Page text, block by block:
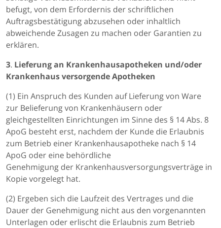
befugt, von dem Erfordernis der schriftlichen
Auftragsbestätigung abzusehen oder inhaltlich
abweichende Zusagen zu machen oder Garantien zu
erklären.
3. Lieferung an Krankenhausapotheken und/oder
Krankenhaus versorgende Apotheken
(1) Ein Anspruch des Kunden auf Lieferung von Ware
zur Belieferung von Krankenhäusern oder
gleichgestellten Einrichtungen im Sinne des § 14 Abs. 8
ApoG besteht erst, nachdem der Kunde die Erlaubnis
zum Betrieb einer Krankenhausapotheke nach § 14
ApoG oder eine behördliche
Genehmigung der Krankenhausversorgungsverträge in
Kopie vorgelegt hat.
(2) Ergeben sich die Laufzeit des Vertrages und die
Dauer der Genehmigung nicht aus den vorgenannten
Unterlagen oder erlischt die Erlaubnis zum Betrieb